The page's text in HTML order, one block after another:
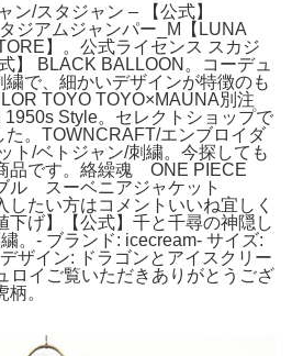
ン/スタジャン – 【公式】
ジアムジャンパー_M【LUNA
】。公式ライセンス スカジ
】 BLACK BALLOON。コーデュ
繍で、細かいデザインが特徴のも
TOYO TOYO×MAUNA別注
Style。セレクトショップで
。TOWNCRAFT/エンブロイダ
ト/ベトジャン/刺繍。今探しても
品です。絡繰魂 ONE PIECE
ル スーベニアジャケット
たい方はコメントいいね宜しく
下げ】【公式】千と千尋の神隠し
。- ブランド: icecream- サイズ:
ザイン: ドラゴンとアイスクリー
ロイご覧いただきありがとうござ
。